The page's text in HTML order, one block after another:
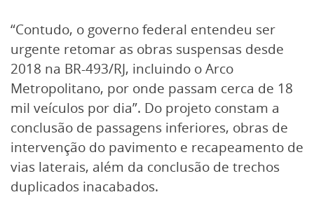
“Contudo, o governo federal entendeu ser
urgente retomar as obras suspensas desde
2018 na BR-493/RJ, incluindo o Arco
Metropolitano, por onde passam cerca de 18
mil veículos por dia”. Do projeto constam a
conclusão de passagens inferiores, obras de
intervenção do pavimento e recapeamento de
vias laterais, além da conclusão de trechos
duplicados inacabados.